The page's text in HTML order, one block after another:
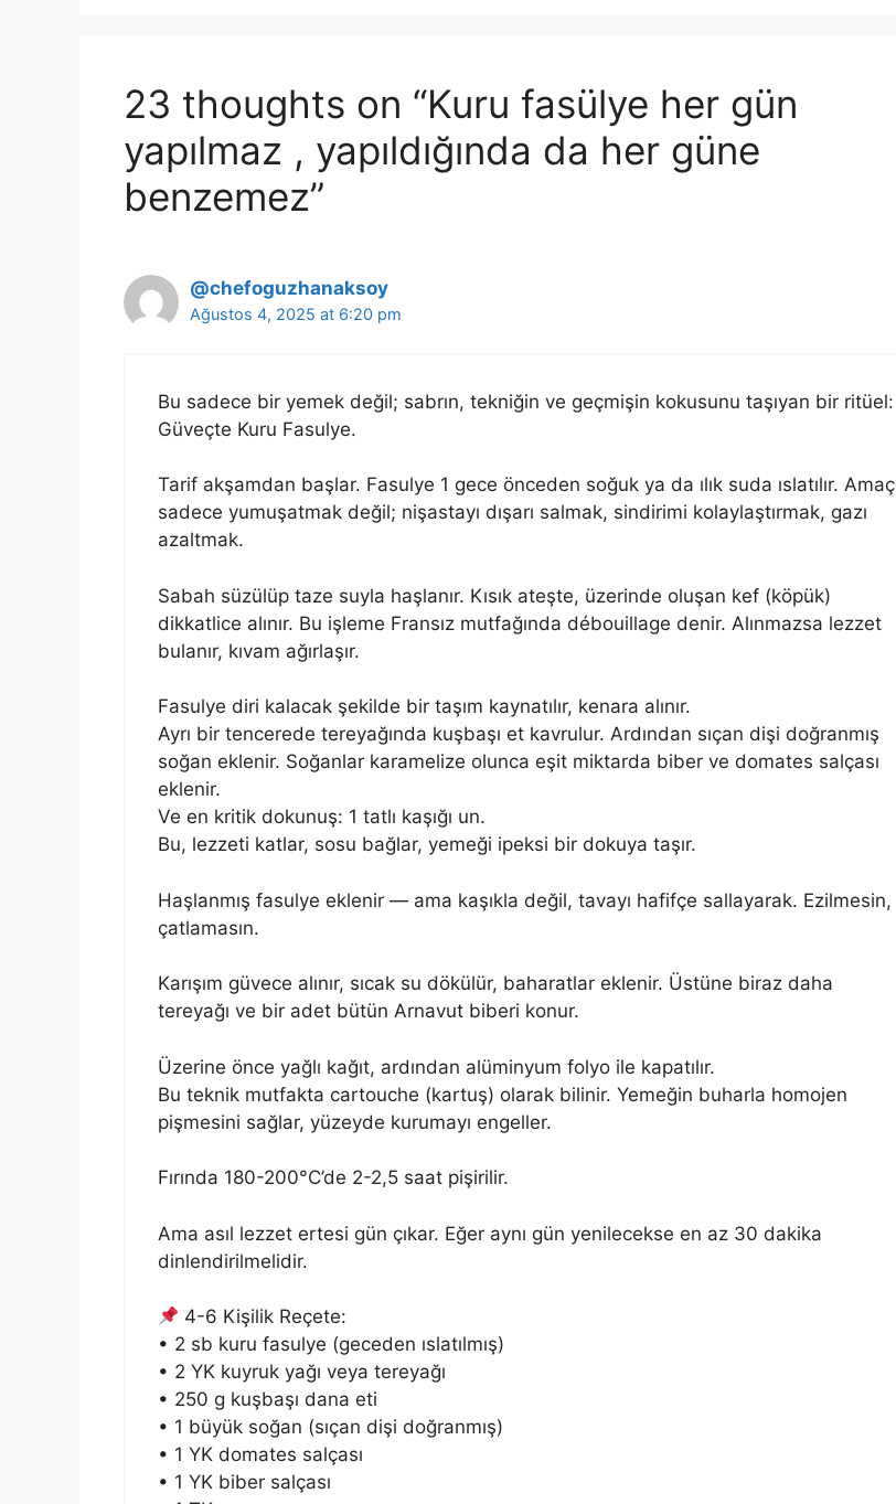
23 thoughts on “Kuru fasülye her gün
yapılmaz , yapıldığında da her güne
benzemez”
@chefoguzhanaksoy
Ağustos 4, 2025 at 6:20 pm
Bu sadece bir yemek değil; sabrın, tekniğin ve geçmişin kokusunu taşıyan bir ritüel:
Güveçte Kuru Fasulye.
Tarif akşamdan başlar. Fasulye 1 gece önceden soğuk ya da ılık suda ıslatılır. Amaç
sadece yumuşatmak değil; nişastayı dışarı salmak, sindirimi kolaylaştırmak, gazı
azaltmak.
Sabah süzülüp taze suyla haşlanır. Kısık ateşte, üzerinde oluşan kef (köpük)
dikkatlice alınır. Bu işleme Fransız mutfağında débouillage denir. Alınmazsa lezzet
bulanır, kıvam ağırlaşır.
Fasulye diri kalacak şekilde bir taşım kaynatılır, kenara alınır.
Ayrı bir tencerede tereyağında kuşbaşı et kavrulur. Ardından sıçan dişi doğranmış
soğan eklenir. Soğanlar karamelize olunca eşit miktarda biber ve domates salçası
eklenir.
Ve en kritik dokunuş: 1 tatlı kaşığı un.
Bu, lezzeti katlar, sosu bağlar, yemeği ipeksi bir dokuya taşır.
Haşlanmış fasulye eklenir — ama kaşıkla değil, tavayı hafifçe sallayarak. Ezilmesin,
çatlamasın.
Karışım güvece alınır, sıcak su dökülür, baharatlar eklenir. Üstüne biraz daha
tereyağı ve bir adet bütün Arnavut biberi konur.
Üzerine önce yağlı kağıt, ardından alüminyum folyo ile kapatılır.
Bu teknik mutfakta cartouche (kartuş) olarak bilinir. Yemeğin buharla homojen
pişmesini sağlar, yüzeyde kurumayı engeller.
Fırında 180-200°C’de 2-2,5 saat pişirilir.
Ama asıl lezzet ertesi gün çıkar. Eğer aynı gün yenilecekse en az 30 dakika
dinlendirilmelidir.
4-6 Kişilik Reçete:
• 2 sb kuru fasulye (geceden ıslatılmış)
• 2 YK kuyruk yağı veya tereyağı
• 250 g kuşbaşı dana eti
• 1 büyük soğan (sıçan dişi doğranmış)
• 1 YK domates salçası
• 1 YK biber salçası